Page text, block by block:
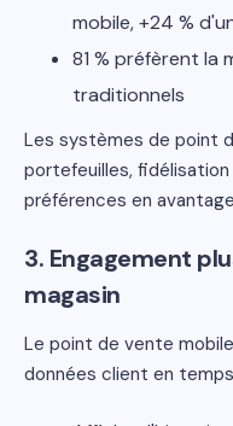
mobile, +24 %
81 % préfèrent la
traditionnels
Les systèmes de point
portefeuilles,
préférences en
3. Engagement
magasin
Le point de vente
données client en